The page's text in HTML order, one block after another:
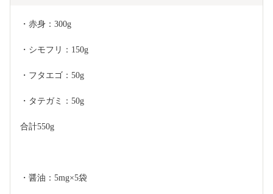
・赤身：300g
・シモフリ：150g
・フタエゴ：50g
・タテガミ：50g
合計550g
・醤油：5mg×5袋